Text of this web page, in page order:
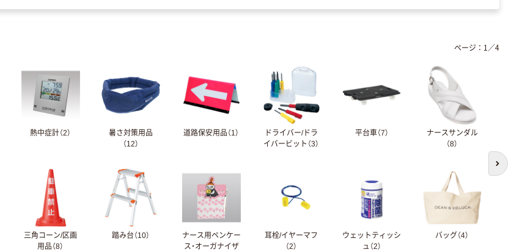
熱中症計（2）
暑さ対策用品
（12）
道路保安用品（1）
ドライバー/ドラ
イバービット（3）
平台車（7）
ナースサンダル
（8）
三角コーン/区画
用品（8）
踏み台（10）
ナース用ペンケー
ス・オーガナイザ
耳栓/イヤーマフ
（2）
ウェットティッシ
ュ（2）
バッグ（4）
ページ： 1／4
次